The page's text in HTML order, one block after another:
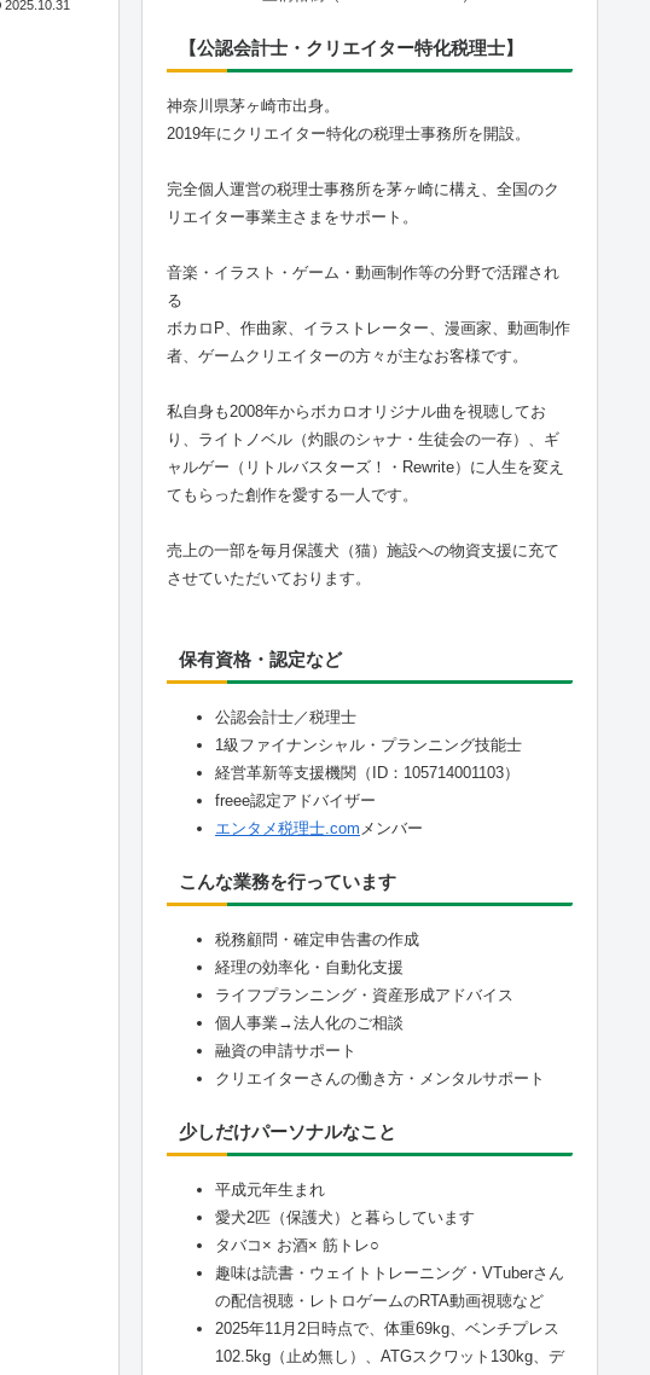
2025.10.31
【公認会計士・クリエイター特化税理士】
神奈川県茅ヶ崎市出身。
2019年にクリエイター特化の税理士事務所を開設。
完全個人運営の税理士事務所を茅ヶ崎に構え、全国のク
リエイター事業主さまをサポート。
音楽・イラスト・ゲーム・動画制作等の分野で活躍され
る
ボカロP、作曲家、イラストレーター、漫画家、動画制作
者、ゲームクリエイターの方々が主なお客様です。
私自身も2008年からボカロオリジナル曲を視聴してお
り、ライトノベル（灼眼のシャナ・生徒会の一存）、ギ
ャルゲー（リトルバスターズ！・Rewrite）に人生を変え
てもらった創作を愛する一人です。
売上の一部を毎月保護犬（猫）施設への物資支援に充て
させていただいております。
保有資格・認定など
公認会計士／税理士
1級ファイナンシャル・プランニング技能士
経営革新等支援機関（ID：105714001103）
freee認定アドバイザー
エンタメ税理士.com メンバー
こんな業務を行っています
税務顧問・確定申告書の作成
経理の効率化・自動化支援
ライフプランニング・資産形成アドバイス
個人事業→法人化のご相談
融資の申請サポート
クリエイターさんの働き方・メンタルサポート
少しだけパーソナルなこと
平成元年生まれ
愛犬2匹（保護犬）と暮らしています
タバコ× お酒× 筋トレ○
趣味は読書・ウェイトトレーニング・VTuberさん
の配信視聴・レトロゲームのRTA動画視聴など
2025年11月2日時点で、体重69kg、ベンチプレス
102.5kg（止め無し）、ATGスクワット130kg、デ